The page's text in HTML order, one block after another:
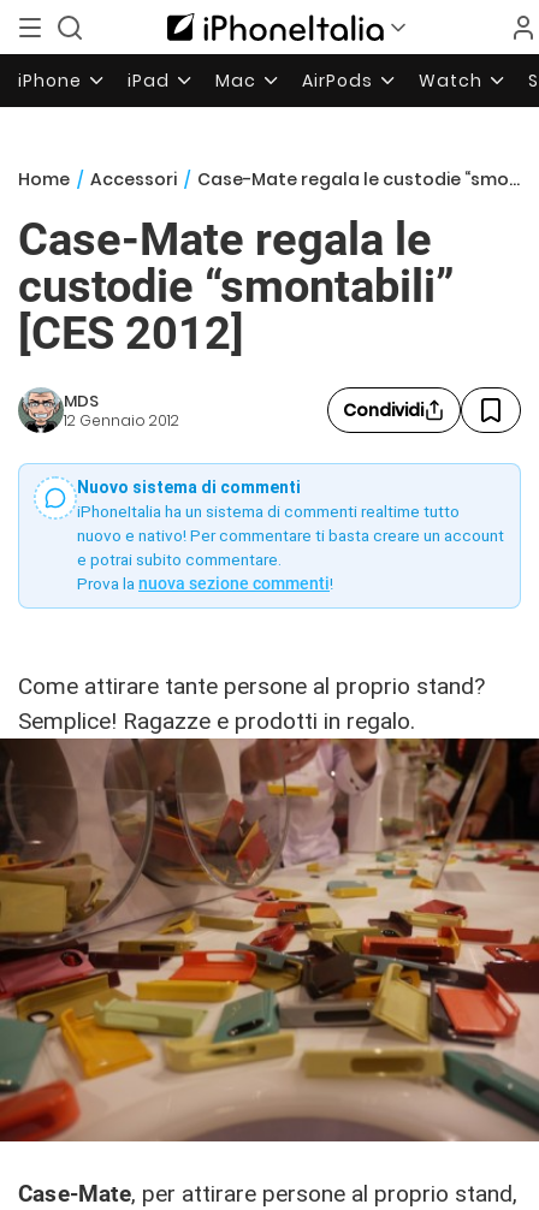
iPhone iPad Mac AirPods Watch
Home / Accessori / Case-Mate regala le custodie “smontabili” [CES 2012]
Case-Mate regala le
custodie “smontabili”
[CES 2012]
MDS
12 Gennaio 2012 Condividi
Nuovo sistema di commenti
iPhoneItalia ha un sistema di commenti realtime tutto
nuovo e nativo! Per commentare ti basta creare un account
e potrai subito commentare.
Prova la nuova sezione commenti!
Come attirare tante persone al proprio stand?
Semplice! Ragazze e prodotti in regalo.
Case-Mate, per attirare persone al proprio stand,